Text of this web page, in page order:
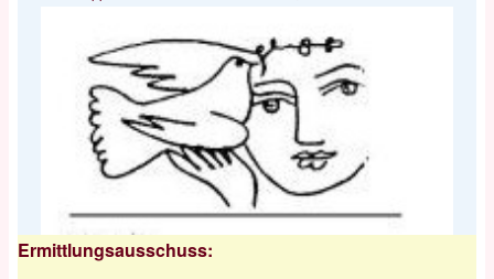
Ermittlungsausschuss: